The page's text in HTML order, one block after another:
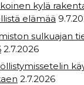
kylä
elämää
sulkuajan
2.7.2026
2.7.2026